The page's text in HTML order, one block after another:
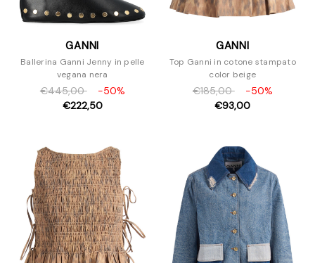
GANNI
Ballerina Ganni Jenny in pelle
vegana nera
€445,00
-50%
€222,50
GANNI
Top Ganni in cotone stampato
color beige
€185,00
-50%
€93,00